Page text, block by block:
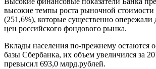
высокие темпы роста рыночной стоимости
(251,6%), которые существенно опережали
цен российского фондового рынка.
Вклады населения по-прежнему остаются
базы Сбербанка, их объем увеличился за
превысил 693,0 млрд.рублей.